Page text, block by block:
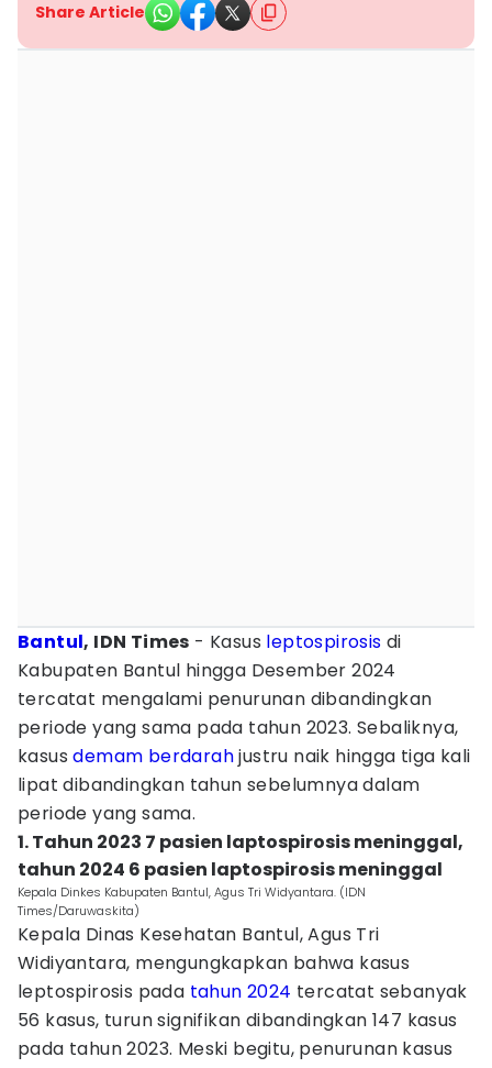
Share Article
Bantul, IDN Times - Kasus leptospirosis di
Kabupaten Bantul hingga Desember 2024
tercatat mengalami penurunan dibandingkan
periode yang sama pada tahun 2023. Sebaliknya,
kasusdemam berdarahjustru naik hingga tiga kali
lipat dibandingkan tahun sebelumnya dalam
periode yang sama.
1. Tahun 2023 7 pasien laptospirosis meninggal,
tahun 2024 6 pasien laptospirosis meninggal
Kepala Dinkes Kabupaten Bantul, Agus Tri Widyantara. (IDN
Times/Daruwaskita)
Kepala Dinas Kesehatan Bantul, Agus Tri
Widiyantara, mengungkapkan bahwa kasus
leptospirosis pada tahun 2024 tercatat sebanyak
56 kasus, turun signifikan dibandingkan 147 kasus
pada tahun 2023. Meski begitu, penurunan kasus